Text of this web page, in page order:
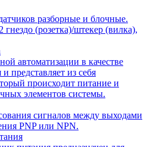
разборные и блочные.
(розетка)/штекер (вилка),
автоматизации в качестве
представляет из себя
происходит питание и
элементов системы.
сигналов между выходами
PNP или NPN.